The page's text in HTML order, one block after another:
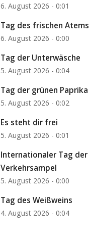
6. August 2026 - 0:01
Tag des frischen Atems
6. August 2026 - 0:00
Tag der Unterwäsche
5. August 2026 - 0:04
Tag der grünen Paprika
5. August 2026 - 0:02
Es steht dir frei
5. August 2026 - 0:01
Internationaler Tag der
Verkehrsampel
5. August 2026 - 0:00
Tag des Weißweins
4. August 2026 - 0:04